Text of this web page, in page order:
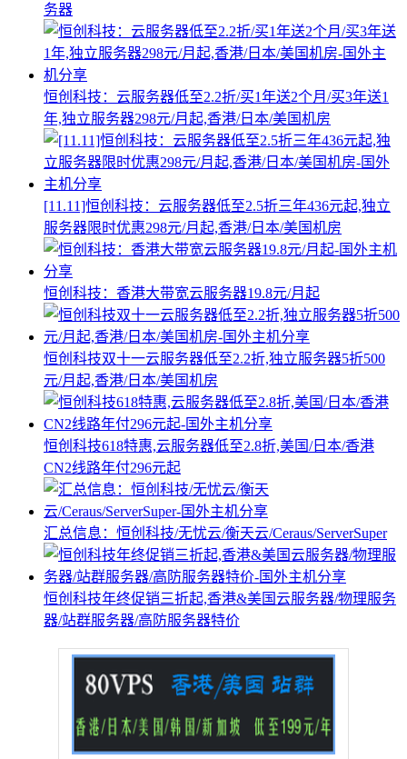
务器
恒创科技：云服务器低至2.2折/买1年送2个月/买3年送1
年,独立服务器298元/月起,香港/日本/美国机房
[11.11]恒创科技：云服务器低至2.5折三年436元起,独立
服务器限时优惠298元/月起,香港/日本/美国机房
恒创科技：香港大带宽云服务器19.8元/月起
恒创科技双十一云服务器低至2.2折,独立服务器5折500
元/月起,香港/日本/美国机房
恒创科技618特惠,云服务器低至2.8折,美国/日本/香港
CN2线路年付296元起
汇总信息：恒创科技/无忧云/衡天云/Ceraus/ServerSuper
恒创科技年终促销三折起,香港&美国云服务器/物理服务
器/站群服务器/高防服务器特价